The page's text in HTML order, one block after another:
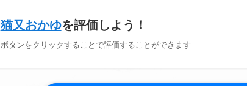
猫又おかゆを評価しよう！
ボタンをクリックすることで評価することができます